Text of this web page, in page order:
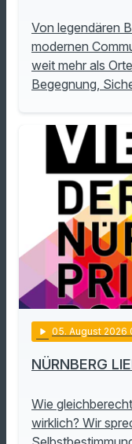
Von legendären
modernen
weit mehr als
Begegnung,
play_arrow 05. August 2026
NÜRNBERG
Wie
wirklich? Wir